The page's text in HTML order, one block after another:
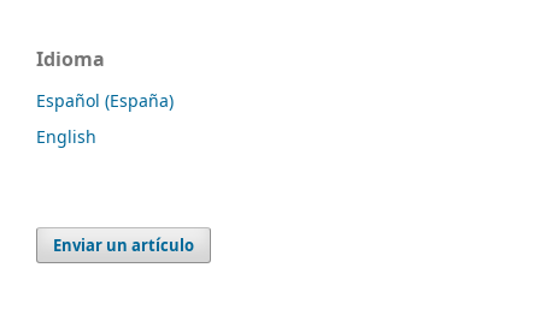
Idioma
Español (España)
English
Enviar un artículo